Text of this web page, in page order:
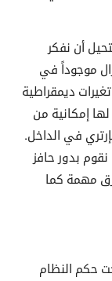
أن نفكر
موجوداً في
ديمقراطية
إمكانية من
في الداخل.
بدور حافز
مهمة كما
حكم النظام